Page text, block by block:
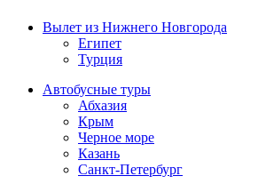
Вылет из Нижнего Новгорода
Египет
Турция
Автобусные туры
Абхазия
Крым
Черное море
Казань
Санкт-Петербург